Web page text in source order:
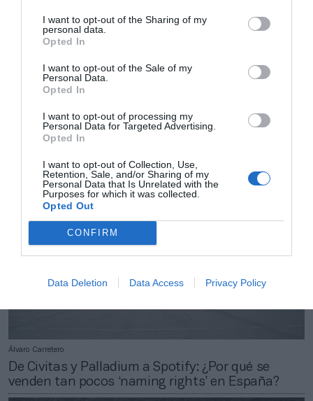
I want to opt-out of the Sharing of my
personal data.
Opted In
I want to opt-out of the Sale of my
Personal Data.
Opted In
I want to opt-out of processing my
Personal Data for Targeted Advertising.
Opted In
I want to opt-out of Collection, Use,
Retention, Sale, and/or Sharing of my
Personal Data that Is Unrelated with the
Purposes for which it was collected.
Opted Out
CONFIRM
Data Deletion Data Access Privacy Policy
Madrid invertirá hasta 11,6 millones en un centro
deportivo junto al Cívitas Metropolitano
Álvaro Carretero
De Civitas y Palladium a Spotify: ¿Por qué se
venden tan pocos ‘naming rights’ en España?